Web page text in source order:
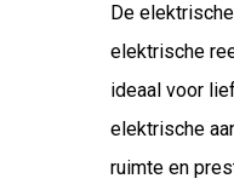
De
elektrische
ideaal voor
elektrische
ruimte en